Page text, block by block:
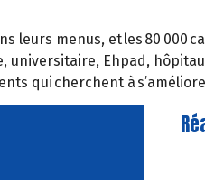
leurs menus, et les 80
Ehpad,
qui cherchent à